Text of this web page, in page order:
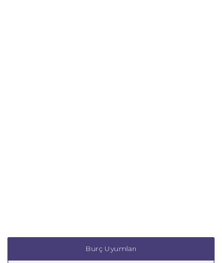
Burç Uyumları